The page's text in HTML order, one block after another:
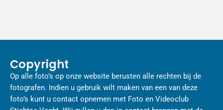
Copyright
Op alle foto’s op onze website berusten alle rechten bij de
fotografen. Indien u gebruik wilt maken van een van deze
foto’s kunt u contact opnemen met Foto en Videoclub